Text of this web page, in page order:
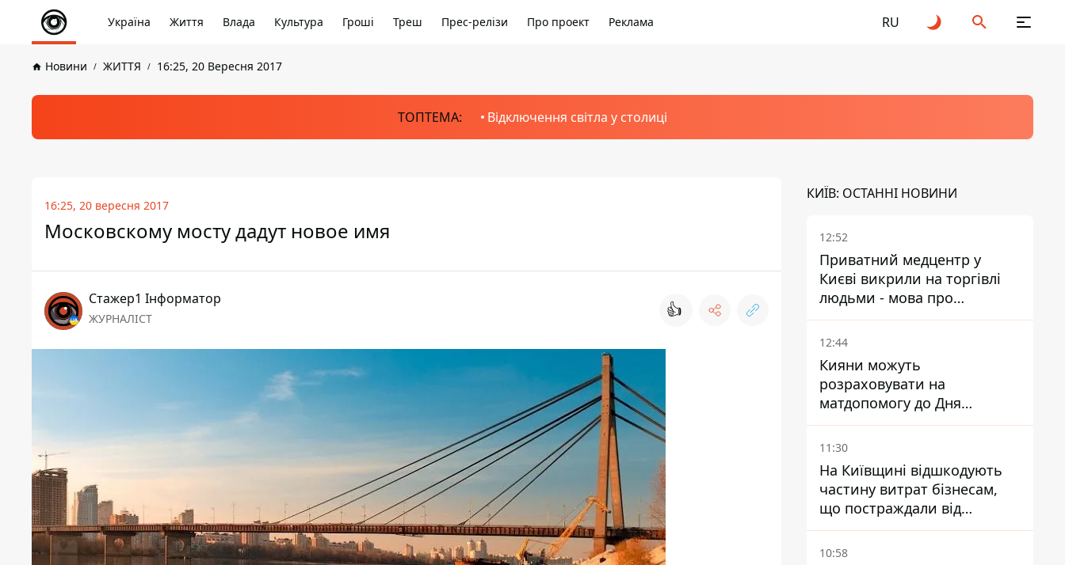
Україна Життя Влада Культура Гроші Треш Прес-релізи Про проект Реклама RU
Новини ЖИТТЯ 16:25, 20 Вересня 2017
ТОПТЕМА: Відключення світла у столиці
16:25, 20 вересня 2017
Московскому мосту дадут новое имя
Стажер1 Інформатор
ЖУРНАЛІСТ 👍
КИЇВ: ОСТАННІ НОВИНИ
12:52
Приватний медцентр у
Києві викрили на торгівлі
людьми - мова про
сурогатне материнство
12:44
Кияни можуть
розраховувати на
матдопомогу до Дня
незалежності - кому її
дадуть
11:30
На Київщині відшкодують
частину витрат бізнесам,
що постраждали від
прильотів ракет
10:58